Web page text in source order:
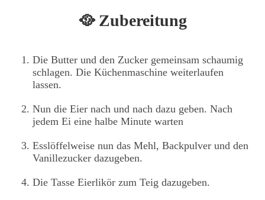
🥘 Zubereitung
Die Butter und den Zucker gemeinsam schaumig
schlagen. Die Küchenmaschine weiterlaufen
lassen.
Nun die Eier nach und nach dazu geben. Nach
jedem Ei eine halbe Minute warten
Esslöffelweise nun das Mehl, Backpulver und den
Vanillezucker dazugeben.
Die Tasse Eierlikör zum Teig dazugeben.